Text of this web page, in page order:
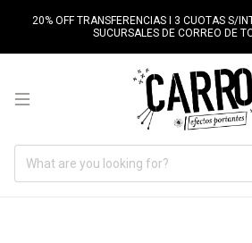
20% OFF TRANSFERENCIAS I 3 CUOTAS S/
SUCURSALES DE CORREO DE